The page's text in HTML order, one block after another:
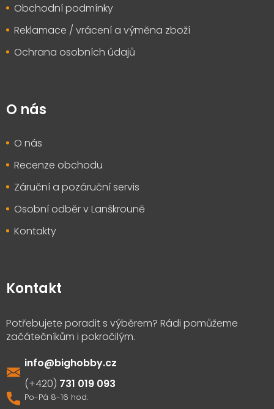
Obchodní podmínky
Reklamace / vrácení a výměna zboží
Ochrana osobních údajů
O nás
O nás
Recenze obchodu
Záruční a pozáruční servis
Osobní odběr v Lanškrouně
Kontakty
Kontakt
info@bighobby.cz
731 019 093